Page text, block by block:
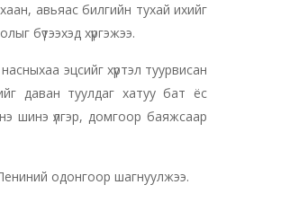
авьяас билгийн тухай ихийг
бүтээхэд хүргэжээ.
эцсийг хүртэл туурвисан
даван туулдаг хатуу бат ёс
шинэ үлгэр, домгоор баяжсаар
одонгоор шагнуулжээ.